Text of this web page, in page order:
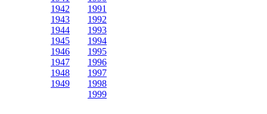
1942
1943
1944
1945
1946
1947
1948
1949
1991
1992
1993
1994
1995
1996
1997
1998
1999